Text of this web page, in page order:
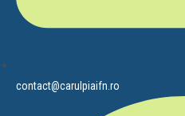
contact@carulpiaifn.ro